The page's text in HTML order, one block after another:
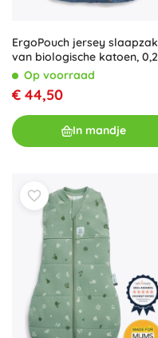
ErgoPouch jersey slaapzak
van biologische katoen, 0,2
TOG (8–24 maanden)
Op voorraad
€ 44,50
In mandje